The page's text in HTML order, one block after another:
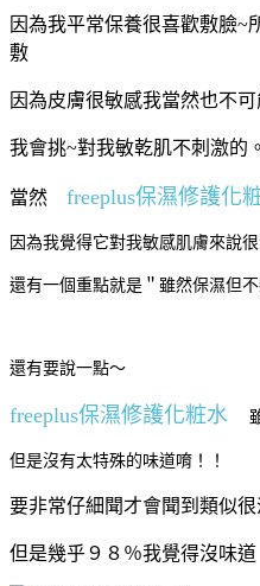
因為我平常保養很喜歡敷臉~
敷
因為皮膚很敏感我當然也不
我會挑~對我敏乾肌不刺激的
當然 freeplus保濕修護化
因為我覺得它對我敏感肌膚來說
還有一個重點就是＂雖然保濕但
還有要說一點～
freeplus保濕修護化粧水
但是沒有太特殊的味道唷！！
要非常仔細聞才會聞到類似
但是幾乎９８％我覺得沒味道